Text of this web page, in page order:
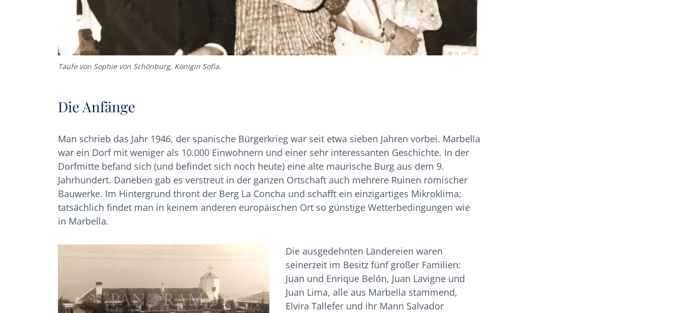
Taufe von Sophie von Schönburg, Königin Sofía.
Die Anfänge
Man schrieb das Jahr 1946, der spanische Bürgerkrieg war seit etwa sieben Jahren vorbei. Marbella
war ein Dorf mit weniger als 10.000 Einwohnern und einer sehr interessanten Geschichte. In der
Dorfmitte befand sich (und befindet sich noch heute) eine alte maurische Burg aus dem 9.
Jahrhundert. Daneben gab es verstreut in der ganzen Ortschaft auch mehrere Ruinen römischer
Bauwerke. Im Hintergrund thront der Berg La Concha und schafft ein einzigartiges Mikroklima;
tatsächlich findet man in keinem anderen europäischen Ort so günstige Wetterbedingungen wie
in Marbella.
Die ausgedehnten Ländereien waren
seinerzeit im Besitz fünf großer Familien:
Juan und Enrique Belón, Juan Lavigne und
Juan Lima, alle aus Marbella stammend,
Elvira Tallefer und ihr Mann Salvador